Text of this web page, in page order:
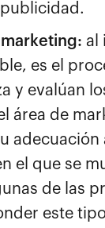
al
es el
y evalúan
área de
adecuación
el que se
de las
este